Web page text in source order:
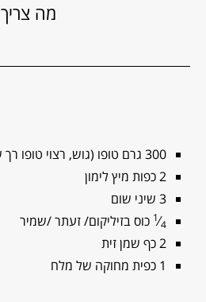
מה צריך
300 גרם טופו (גוש, רצוי טופו רך של קדיתא)
2 כפות מיץ לימון
3 שיני שום
1⁄4
כוס בזיליקום/ זעתר /שמיר
2 כף שמן זית
1 כפית מחוקה של מלח